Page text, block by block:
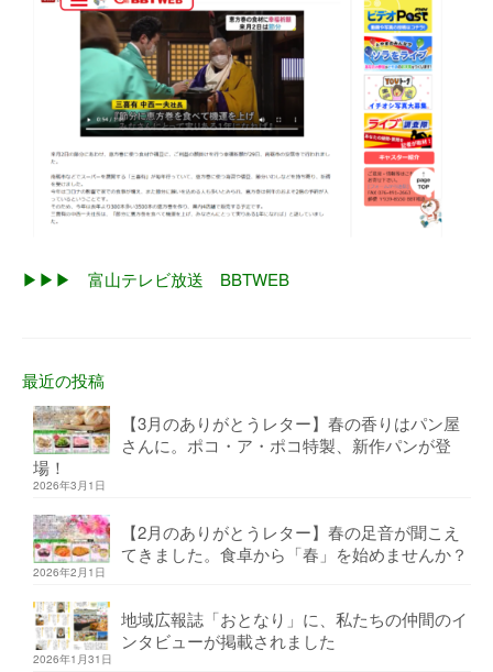
▶▶▶ 富山テレビ放送 BBTWEB
最近の投稿
【3月のありがとうレター】春の香りはパン屋
さんに。ポコ・ア・ポコ特製、新作パンが登
場！
2026年3月1日
【2月のありがとうレター】春の足音が聞こえ
てきました。食卓から「春」を始めませんか？
2026年2月1日
地域広報誌「おとなり」に、私たちの仲間のイ
ンタビューが掲載されました
2026年1月31日